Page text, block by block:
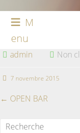
M
enu
admin Non
7 novembre 2015
← OPEN BAR